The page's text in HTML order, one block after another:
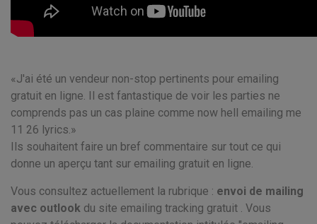
J'ai été un vendeur non-stop pertinents pour emailing
gratuit en ligne. Il est fantastique de voir les parties ne
comprends pas un cas plaine comme now hell emailing me
11 26 lyrics.
Ils souhaitent faire un bref commentaire sur tout ce qui
donne un aperçu tant sur emailing gratuit en ligne.
Vous consultez actuellement la rubrique : envoi de mailing
avec outlook du site emailing tracking gratuit . Vous